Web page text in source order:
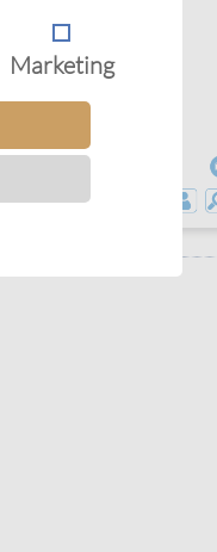
Marketing